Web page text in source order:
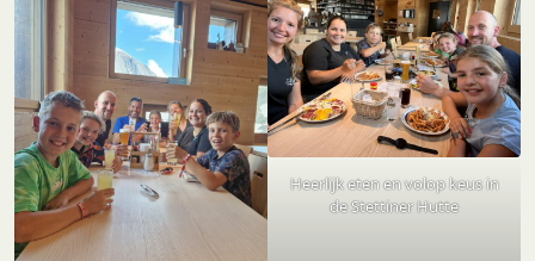
Heerlijk eten en volop keus in
de Stettiner Hutte